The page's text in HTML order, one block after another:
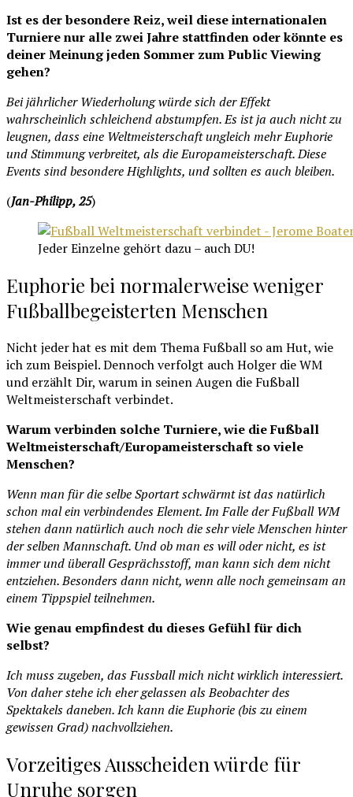
Ist es der besondere Reiz, weil diese internationalen
Turniere nur alle zwei Jahre stattfinden oder könnte es
deiner Meinung jeden Sommer zum Public Viewing
gehen?
Bei jährlicher Wiederholung würde sich der Effekt
wahrscheinlich schleichend abstumpfen. Es ist ja auch nicht zu
leugnen, dass eine Weltmeisterschaft ungleich mehr Euphorie
und Stimmung verbreitet, als die Europameisterschaft. Diese
Events sind besondere Highlights, und sollten es auch bleiben.
(Jan-Philipp, 25)
Jeder Einzelne gehört dazu – auch DU!
Euphorie bei normalerweise weniger
Fußballbegeisterten Menschen
Nicht jeder hat es mit dem Thema Fußball so am Hut, wie
ich zum Beispiel. Dennoch verfolgt auch Holger die WM
und erzählt Dir, warum in seinen Augen die Fußball
Weltmeisterschaft verbindet.
Warum verbinden solche Turniere, wie die Fußball
Weltmeisterschaft/Europameisterschaft so viele
Menschen?
Wenn man für die selbe Sportart schwärmt ist das natürlich
schon mal ein verbindendes Element. Im Falle der Fußball WM
stehen dann natürlich auch noch die sehr viele Menschen hinter
der selben Mannschaft. Und ob man es will oder nicht, es ist
immer und überall Gesprächsstoff, man kann sich dem nicht
entziehen. Besonders dann nicht, wenn alle noch gemeinsam an
einem Tippspiel teilnehmen.
Wie genau empfindest du dieses Gefühl für dich
selbst?
Ich muss zugeben, das Fussball mich nicht wirklich interessiert.
Von daher stehe ich eher gelassen als Beobachter des
Spektakels daneben. Ich kann die Euphorie (bis zu einem
gewissen Grad) nachvollziehen.
Vorzeitiges Ausscheiden würde für
Unruhe sorgen